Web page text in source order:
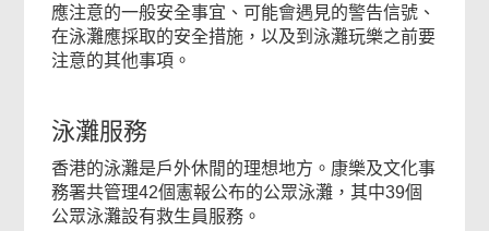
應注意的一般安全事宜、可能會遇見的警告信號、
在泳灘應採取的安全措施，以及到泳灘玩樂之前要
注意的其他事項。
泳灘服務
香港的泳灘是戶外休閒的理想地方。康樂及文化事
務署共管理42個憲報公布的公眾泳灘，其中39個
公眾泳灘設有救生員服務。